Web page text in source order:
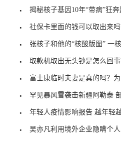
揭秘核子基因10年“带病”狂奔路
社保卡里面的钱可以取出来吗？社
张核子和他的“核酸版图” 一
取款机取出无头钞是怎么回事？自
富士康临时夫妻是真的吗？为啥工
罕见暴风雪袭击新疆阿勒泰 部分
年轻人疫情影响报告 越年轻
吴亦凡利用境外企业隐瞒个人收